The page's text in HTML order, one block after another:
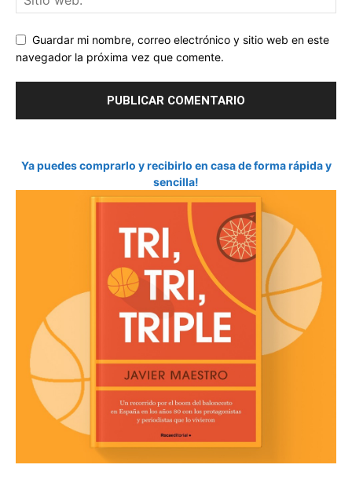
Guardar mi nombre, correo electrónico y sitio web en este
navegador la próxima vez que comente.
Ya puedes comprarlo y recibirlo en casa de forma rápida y
sencilla!